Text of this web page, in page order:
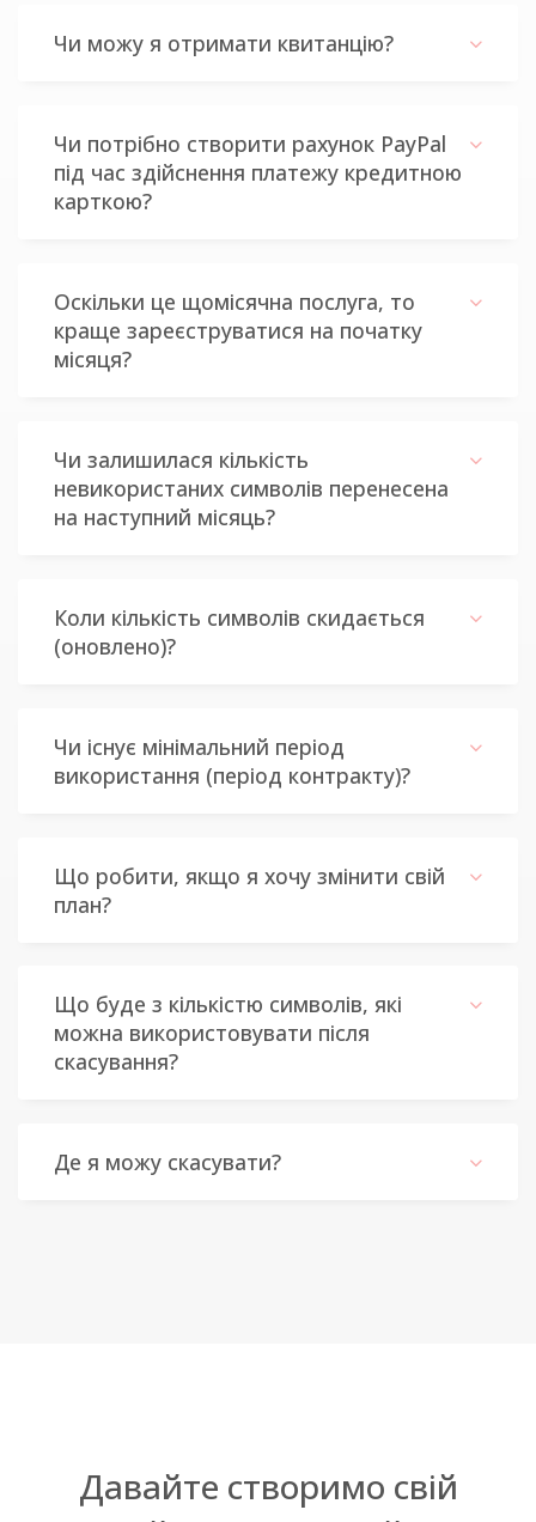
Чи можу я отримати квитанцію?
Чи потрібно створити рахунок PayPal
під час здійснення платежу кредитною
карткою?
Оскільки це щомісячна послуга, то
краще зареєструватися на початку
місяця?
Чи залишилася кількість
невикористаних символів перенесена
на наступний місяць?
Коли кількість символів скидається
(оновлено)?
Чи існує мінімальний період
використання (період контракту)?
Що робити, якщо я хочу змінити свій
план?
Що буде з кількістю символів, які
можна використовувати після
скасування?
Де я можу скасувати?
Давайте створимо свій